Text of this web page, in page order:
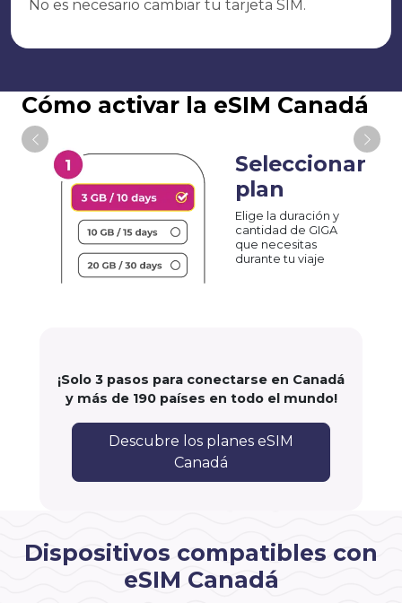
No es necesario cambiar tu tarjeta SIM.
Cómo activar la eSIM Canadá
Seleccionar
plan
Elige la duración y
cantidad de GIGA
que necesitas
durante tu viaje
¡Solo 3 pasos para conectarse en Canadá
y más de 190 países en todo el mundo!
Descubre los planes eSIM
Canadá
Dispositivos compatibles con
eSIM Canadá